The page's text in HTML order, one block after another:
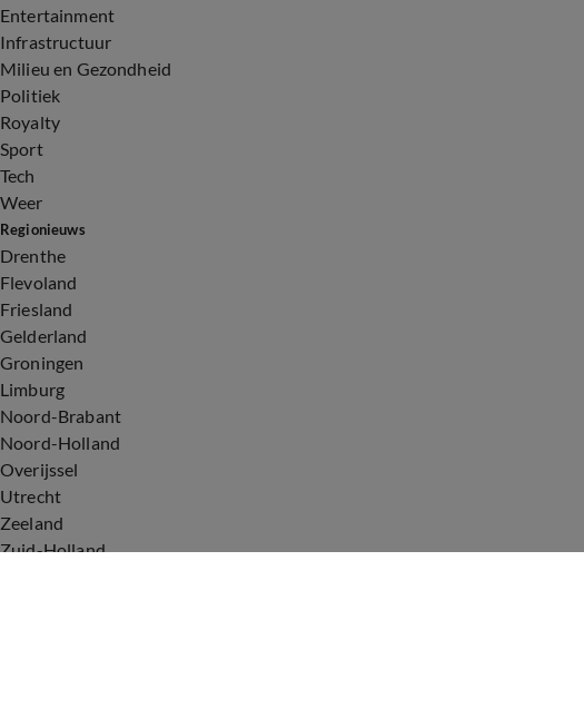
Entertainment
Infrastructuur
Milieu en Gezondheid
Politiek
Royalty
Sport
Tech
Weer
Regionieuws
Drenthe
Flevoland
Friesland
Gelderland
Groningen
Limburg
Noord-Brabant
Noord-Holland
Overijssel
Utrecht
Zeeland
Zuid-Holland